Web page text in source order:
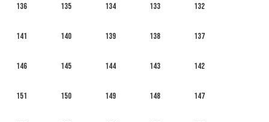
132
133
134
135
136
137
138
139
140
141
142
143
144
145
146
147
148
149
150
151